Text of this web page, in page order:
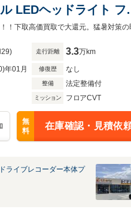
LEDヘッドライト フ
トヒーター AC100V電
走行距離 3.3万km
年01月 修復歴 なし
整備 法定整備付
ミッション フロアCVT
無
料
在庫確認・見積依
ライブレコーダー本体プ